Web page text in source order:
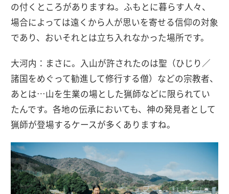
の付くところがありますね。ふもとに暮らす人々、
場合によっては遠くから人が思いを寄せる信仰の対象
であり、おいそれとは立ち入れなかった場所です。
大河内：まさに。入山が許されたのは聖（ひじり／
諸国をめぐって勧進して修行する僧）などの宗教者、
あとは…山を生業の場とした猟師などに限られてい
たんです。各地の伝承においても、神の発見者として
猟師が登場するケースが多くありますね。